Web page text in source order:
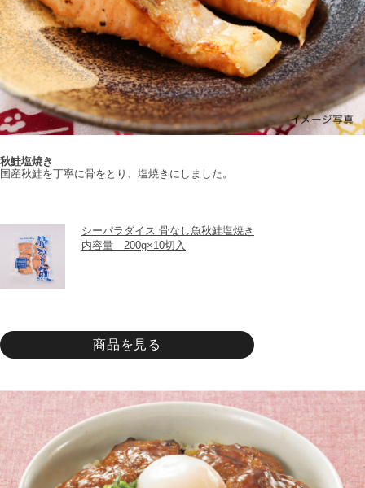
秋鮭塩焼き
国産秋鮭を丁寧に骨をとり、塩焼きにしました。
シーパラダイス 骨なし魚秋鮭塩焼き
内容量　200g×10切入
商品を見る